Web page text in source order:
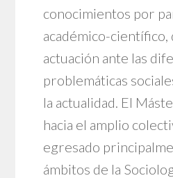
conocimientos por
académico-científico,
actuación ante las
problemáticas
la actualidad. El
hacia el amplio
egresado
ámbitos de la